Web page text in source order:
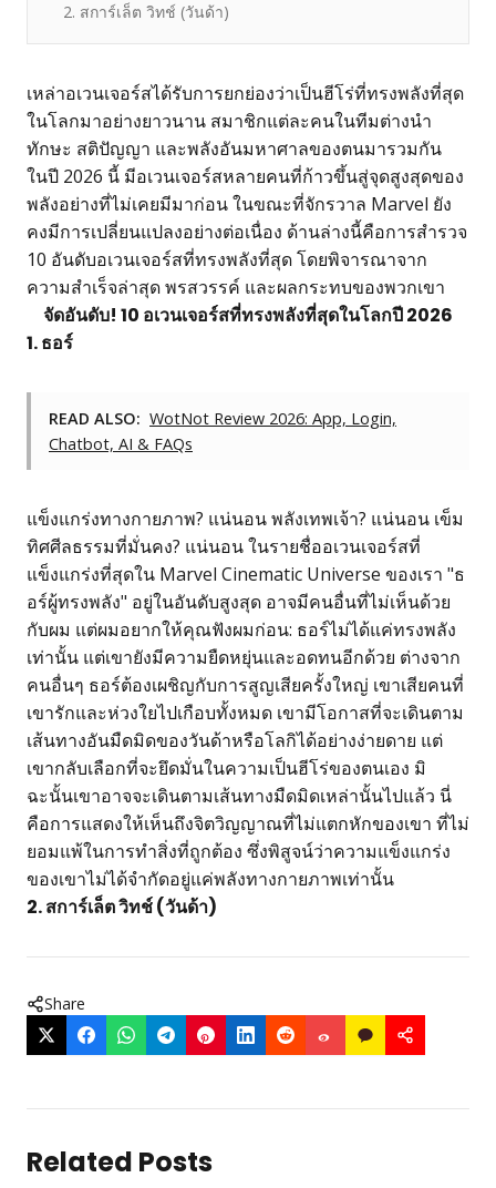
2. สการ์เล็ต วิทช์ (วันด้า)
เหล่าอเวนเจอร์สได้รับการยกย่องว่าเป็นฮีโร่ที่ทรงพลังที่สุด
ในโลกมาอย่างยาวนาน สมาชิกแต่ละคนในทีมต่างนำ
ทักษะ สติปัญญา และพลังอันมหาศาลของตนมารวมกัน
ในปี 2026 นี้ มีอเวนเจอร์สหลายคนที่ก้าวขึ้นสู่จุดสูงสุดของ
พลังอย่างที่ไม่เคยมีมาก่อน ในขณะที่จักรวาล Marvel ยัง
คงมีการเปลี่ยนแปลงอย่างต่อเนื่อง ด้านล่างนี้คือการสำรวจ
10 อันดับอเวนเจอร์สที่ทรงพลังที่สุด โดยพิจารณาจาก
ความสำเร็จล่าสุด พรสวรรค์ และผลกระทบของพวกเขา
จัดอันดับ! 10 อเวนเจอร์สที่ทรงพลังที่สุดในโลกปี 2026
1. ธอร์
READ ALSO: WotNot Review 2026: App, Login,
Chatbot, AI & FAQs
แข็งแกร่งทางกายภาพ? แน่นอน พลังเทพเจ้า? แน่นอน เข็ม
ทิศศีลธรรมที่มั่นคง? แน่นอน ในรายชื่ออเวนเจอร์สที่
แข็งแกร่งที่สุดใน Marvel Cinematic Universe ของเรา "ธ
อร์ผู้ทรงพลัง" อยู่ในอันดับสูงสุด อาจมีคนอื่นที่ไม่เห็นด้วย
กับผม แต่ผมอยากให้คุณฟังผมก่อน: ธอร์ไม่ได้แค่ทรงพลัง
เท่านั้น แต่เขายังมีความยืดหยุ่นและอดทนอีกด้วย ต่างจาก
คนอื่นๆ ธอร์ต้องเผชิญกับการสูญเสียครั้งใหญ่ เขาเสียคนที่
เขารักและห่วงใยไปเกือบทั้งหมด เขามีโอกาสที่จะเดินตาม
เส้นทางอันมืดมิดของวันด้าหรือโลกิได้อย่างง่ายดาย แต่
เขากลับเลือกที่จะยึดมั่นในความเป็นฮีโร่ของตนเอง มิ
ฉะนั้นเขาอาจจะเดินตามเส้นทางมืดมิดเหล่านั้นไปแล้ว นี่
คือการแสดงให้เห็นถึงจิตวิญญาณที่ไม่แตกหักของเขา ที่ไม่
ยอมแพ้ในการทำสิ่งที่ถูกต้อง ซึ่งพิสูจน์ว่าความแข็งแกร่ง
ของเขาไม่ได้จำกัดอยู่แค่พลังทางกายภาพเท่านั้น
2. สการ์เล็ต วิทช์ (วันด้า)
Share
Related Posts